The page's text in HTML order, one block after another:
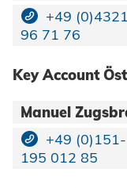
+49
96 71 76
Key Account
Manuel
+49 (0)151-
195 012 85